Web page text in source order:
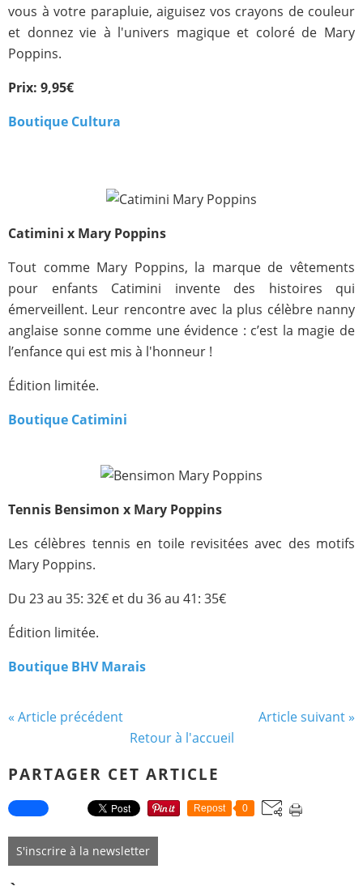
vous à votre parapluie, aiguisez vos crayons de couleur
et donnez vie à l'univers magique et coloré de Mary
Poppins.
Prix: 9,95€
Boutique Cultura
Catimini x Mary Poppins
Tout comme Mary Poppins, la marque de vêtements
pour enfants Catimini invente des histoires qui
émerveillent. Leur rencontre avec la plus célèbre nanny
anglaise sonne comme une évidence : c’est la magie de
l’enfance qui est mis à l'honneur !
Édition limitée.
Boutique Catimini
Tennis Bensimon x Mary Poppins
Les célèbres tennis en toile revisitées avec des motifs
Mary Poppins.
Du 23 au 35: 32€ et du 36 au 41: 35€
Édition limitée.
Boutique BHVMarais
« Article précédent
Article suivant »
Retour à l'accueil
PARTAGER CET ARTICLE
Repost 0
S'inscrire à la newsletter